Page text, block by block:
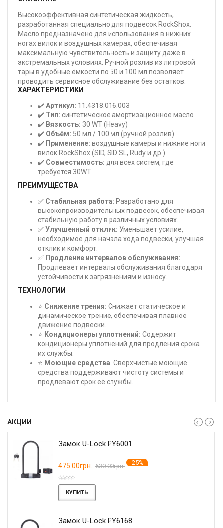
Высокоэффективная синтетическая жидкость,
разработанная специально для подвесок RockShox.
Масло предназначено для использования в нижних
ногах вилок и воздушных камерах, обеспечивая
максимальную чувствительность и защиту даже в
экстремальных условиях. Ручной розлив из литровой
тары в удобные ёмкости по 50 и 100 мл позволяет
проводить сервисное обслуживание без остатков.
ХАРАКТЕРИСТИКИ
✔️Артикул: 11.4318.016.003
✔️ Тип: синтетическое амортизационное масло
✔️ Вязкость: 30 WT (Heavy)
✔️ Объём: 50 мл / 100 мл (ручной розлив)
✔️ Применение: воздушные камеры и нижние ноги
вилок RockShox (SID, SID SL, Rudy и др.)
✔️ Совместимость: для всех систем, где
требуется 30WT
ПРЕИМУЩЕСТВА
✅ Стабильная работа: Разработано для
высокопроизводительных подвесок, обеспечивая
стабильную работу в различных условиях.
✅Улучшенный отклик: Уменьшает усилие,
необходимое для начала хода подвески, улучшая
отклик и комфорт.
✅ Продление интервалов обслуживания:
Продлевает интервалы обслуживания благодаря
устойчивости к загрязнениям и износу.
ТЕХНОЛОГИИ
⭐ Снижение трения: Снижает статическое и
динамическое трение, обеспечивая плавное
движение подвески.
⭐ Кондиционеры уплотнений: Содержит
кондиционеры уплотнений для продления срока
их службы.
⭐ Моющие средства: Сверхчистые моющие
средства поддерживают чистоту системы и
продлевают срок её службы.
АКЦИИ
Замок U-Lock PY6001
475.00грн. 630.00грн. -25%
КУПИТЬ
Замок U-Lock PY6168